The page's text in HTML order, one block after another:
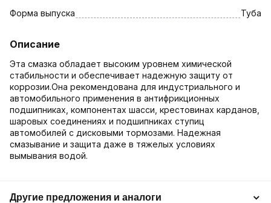
Форма выпуска Туба
Описание
Эта смазка обладает высоким уровнем химической
стабильности и обеспечивает надежную защиту от
коррозии.Она рекомендована для индустриального и
автомобильного применения в антифрикционных
подшипниках, компонентах шасси, крестовинах карданов,
шаровых соединениях и подшипниках ступиц
автомобилей с дисковыми тормозами. Надежная
смазывание и защита даже в тяжелых условиях
вымывания водой.
Другие предложения и аналоги